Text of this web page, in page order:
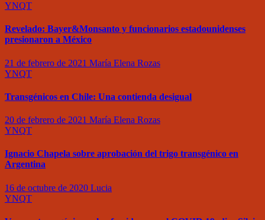
YNQT
Revelado: Bayer&Monsanto y funcionarios estadounidenses
presionaron a México
21 de febrero de 2021 María Elena Rozas
YNQT
Transgénicos en Chile: Una contienda desigual
20 de febrero de 2021 María Elena Rozas
YNQT
Ignacio Chapela sobre aprobación del trigo transgénico en
Argentina
16 de octubre de 2020 Lucia
YNQT